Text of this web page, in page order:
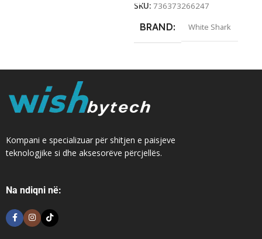
SKU: 736373266247
BRAND White Shark
Kompani e specializuar për shitjen e paisjeve
teknologjike si dhe aksesorëve përcjellës.
Na ndiqni në: